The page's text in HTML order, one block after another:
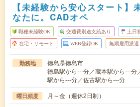
【未経験から安心スタート】
なたに。CADオペ
職種未経験OK 交通費別途支給あり 土日
在宅・リモート WEB登録OK 無期雇用派遣
勤務地
徳島県徳島市
徳島駅から---分／蔵本駅から---分
駅から---分／佐古駅から---分
曜日頻度 月～金（週休2日制）